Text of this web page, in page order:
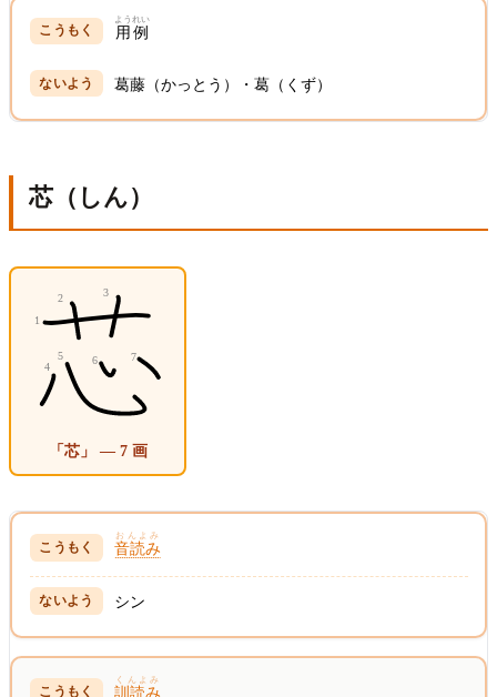
用例
ようれい
葛藤（かっとう）・葛（くず）
芯（しん）
「芯」 — 7 画
音読み
おんよみ
シン
訓読み
くんよみ